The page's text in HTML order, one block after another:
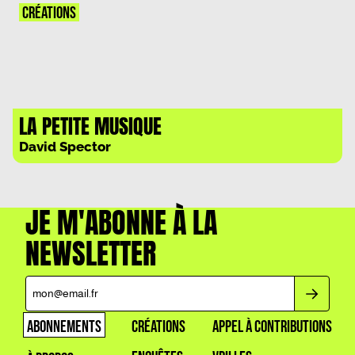
LA PETITE MUSIQUE
David Spector
CRÉATIONS
JE M'ABONNE À LA
NEWSLETTER
ABONNEMENTS
CRÉATIONS
APPEL À CONTRIBUTIONS